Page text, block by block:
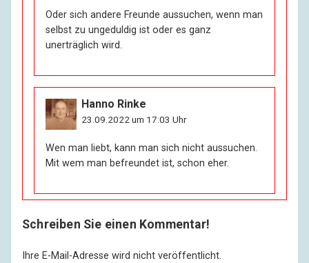
Oder sich andere Freunde aussuchen, wenn man
selbst zu ungeduldig ist oder es ganz
unerträglich wird.
Hanno Rinke
23.09.2022 um 17:03 Uhr
Wen man liebt, kann man sich nicht aussuchen.
Mit wem man befreundet ist, schon eher.
Schreiben Sie einen Kommentar!
Ihre E-Mail-Adresse wird nicht veröffentlicht.